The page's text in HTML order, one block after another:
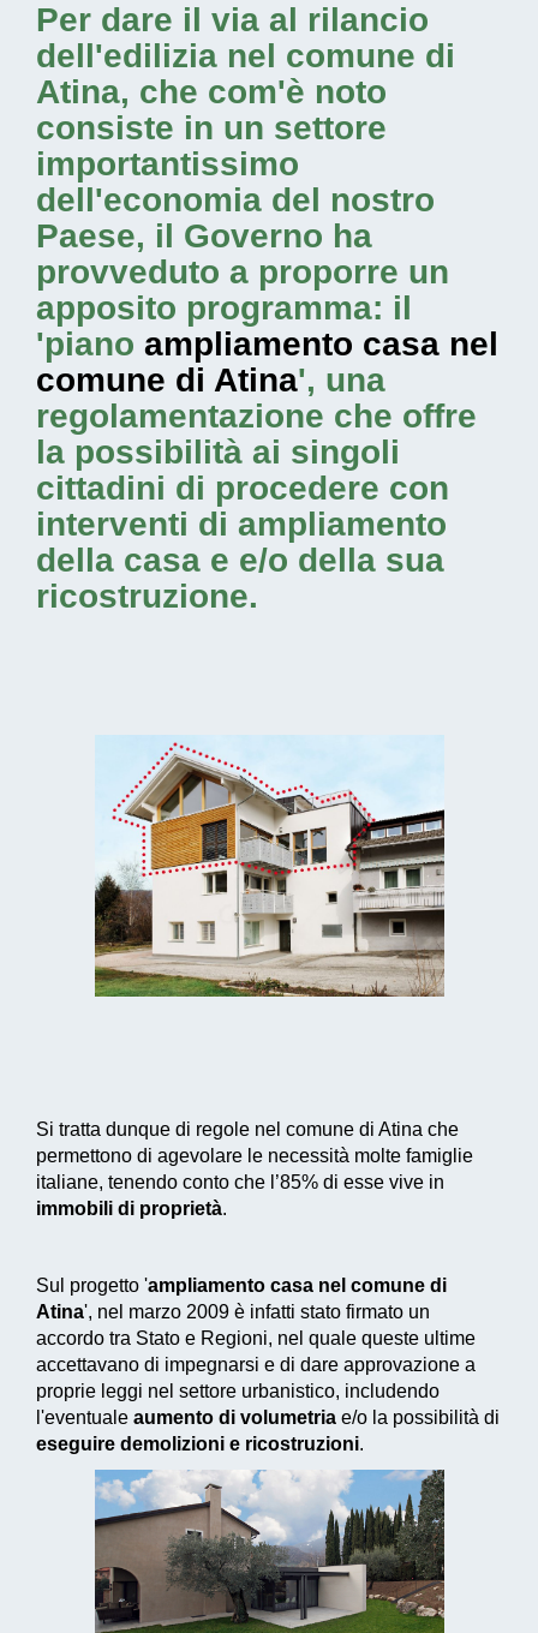
Per dare il via al rilancio
dell'edilizia nel comune di
Atina, che com'è noto
consiste in un settore
importantissimo
dell'economia del nostro
Paese, il Governo ha
provveduto a proporre un
apposito programma: il
'piano ampliamento casa nel
comune di Atina', una
regolamentazione che offre
la possibilità ai singoli
cittadini di procedere con
interventi di ampliamento
della casa e e/o della sua
ricostruzione.
Si tratta dunque di regole nel comune di Atina che
permettono di agevolare le necessità molte famiglie
italiane, tenendo conto che l’85% di esse vive in
immobili di proprietà.
Sul progetto 'ampliamento casa nel comune di
Atina', nel marzo 2009 è infatti stato firmato un
accordo tra Stato e Regioni, nel quale queste ultime
accettavano di impegnarsi e di dare approvazione a
proprie leggi nel settore urbanistico, includendo
l'eventuale aumento di volumetria e/o la possibilità di
eseguire demolizioni e ricostruzioni.